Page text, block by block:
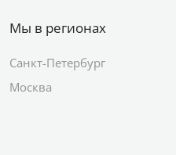
Мы в регионах
Санкт-Петербург
Москва